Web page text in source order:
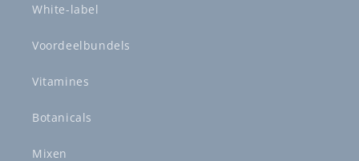
White-label
Voordeelbundels
Vitamines
Botanicals
Mixen